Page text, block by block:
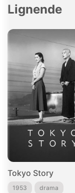
Lignende
Tokyo Story
1953 drama